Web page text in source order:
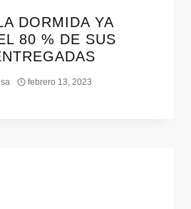
DORMIDA YA
80 % DE SUS
febrero 13, 2023